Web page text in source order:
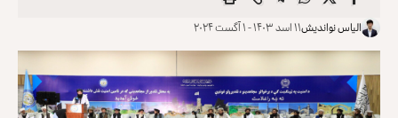
الیاس نواندیش۱۱ اسد ۱۴۰۳ - ۱ آگست ۲۰۲۴